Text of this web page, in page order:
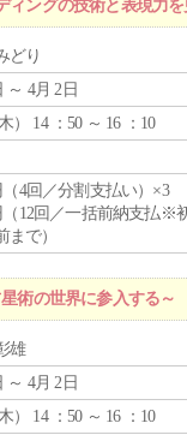
ングの技術と表現力
どり
～ 4月 2日
） 14 ：50 ～ 16 ：10
（4回／分割支払い）×3
（12回／一括前納支払※
まで）
術の世界に参入する～
雄
～ 4月 2日
） 14 ：50 ～ 16 ：10